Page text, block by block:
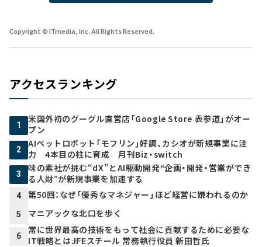
Copyright © ITmedia, Inc. All Rights Reserved.
アクセスランキング
1
米国外初のグーグル直営店「Google Store 表参道」がオー
プン
2
AIペットロボット「モフリン」好調、カシオが新規事業に注
力 4本目の柱に育成 月刊Biz・switch
3
味の素社が挑む“dX”とAI駆動開発――“企画・開発・営業ができ
る人財”が新規事業を加速する
4 第50回：なぜ「優秀なマネジャー」ほど経営に嫌われるのか
5 マニアックな北口を歩く
6
常に世界最高の技術をもって社会に貢献するために必要な
IT戦略とは――JFEスチール 常務執行役員 新田哲氏